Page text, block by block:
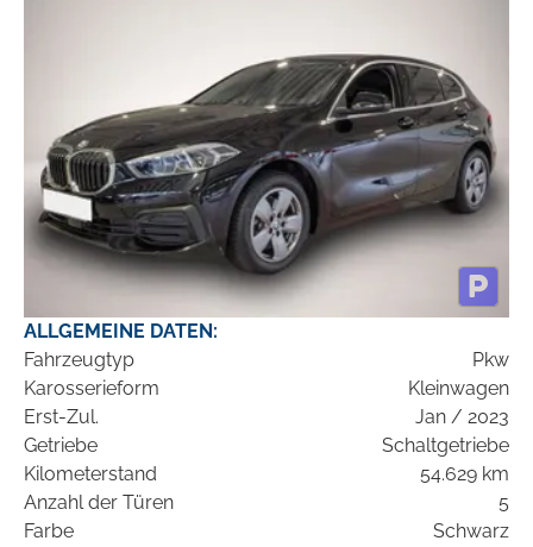
ALLGEMEINE DATEN:
Fahrzeugtyp
Pkw
Karosserieform
Kleinwagen
Erst-Zul.
Jan / 2023
Getriebe
Schaltgetriebe
Kilometerstand
54.629 km
Anzahl der Türen
5
Farbe
Schwarz